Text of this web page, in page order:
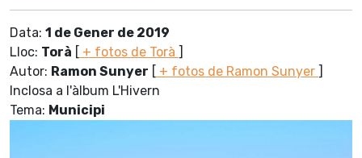
Data: 1 de Gener de 2019
Lloc: Torà [ + fotos de Torà ]
Autor: Ramon Sunyer [ + fotos de Ramon Sunyer ]
Inclosa a l'àlbum L'Hivern
Tema: Municipi